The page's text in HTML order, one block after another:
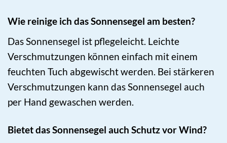
Wie reinige ich das Sonnensegel am besten?
Das Sonnensegel ist pflegeleicht. Leichte
Verschmutzungen können einfach mit einem
feuchten Tuch abgewischt werden. Bei stärkeren
Verschmutzungen kann das Sonnensegel auch
per Hand gewaschen werden.
Bietet das Sonnensegel auch Schutz vor Wind?